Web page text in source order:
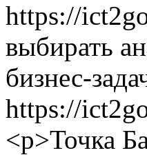
https://
выбирать
бизнес-
https://
<p>Точка